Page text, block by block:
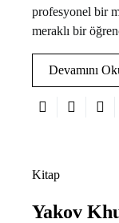
profesyonel bir
meraklı bir
Devamını
Kitap
Yakov